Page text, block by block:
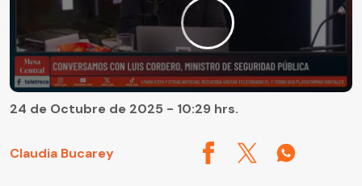
Claudia Bucarey
24 de Octubre de 2025 - 10:29 hrs.